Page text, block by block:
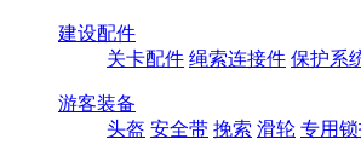
建设配件
关卡配件 绳索连接件 保护系
游客装备
头盔 安全带 挽索 滑轮 专用